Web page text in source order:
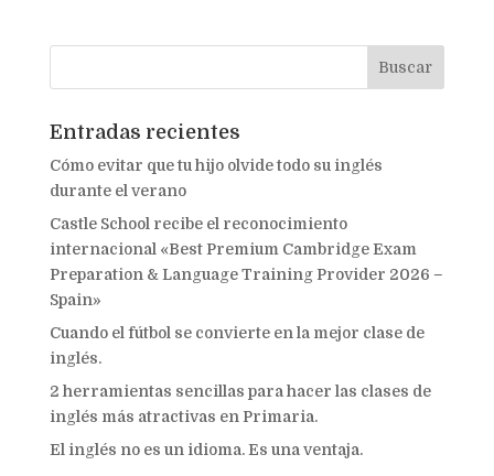
Entradas recientes
Cómo evitar que tu hijo olvide todo su inglés
durante el verano
Castle School recibe el reconocimiento
internacional «Best Premium Cambridge Exam
Preparation & Language Training Provider 2026 –
Spain»
Cuando el fútbol se convierte en la mejor clase de
inglés.
2 herramientas sencillas para hacer las clases de
inglés más atractivas en Primaria.
El inglés no es un idioma. Es una ventaja.